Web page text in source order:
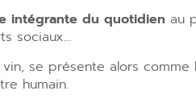
intégrante du quotidien au
sociaux…
se présente alors
humain.